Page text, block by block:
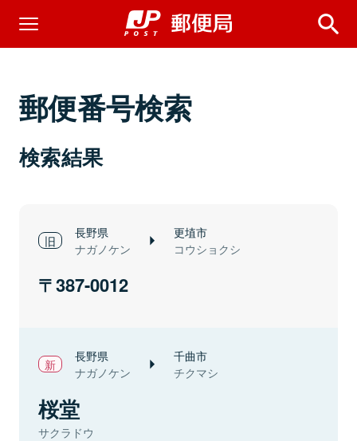
郵便番号検索
検索結果
長野県
ナガノケン
更埴市
コウショクシ
387-0012
長野県
ナガノケン
千曲市
チクマシ
桜堂
サクラドウ